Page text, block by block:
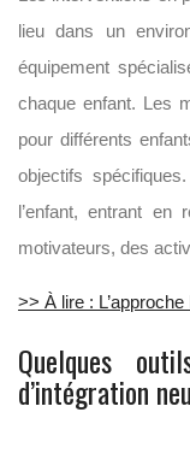
lieu dans un
équipement
chaque enfant. Les
pour différents
objectifs
l’enfant, entrant
motivateurs, des
>> À lire :
Quelques
d’intégration